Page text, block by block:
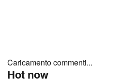
Caricamento commenti...
Hot now